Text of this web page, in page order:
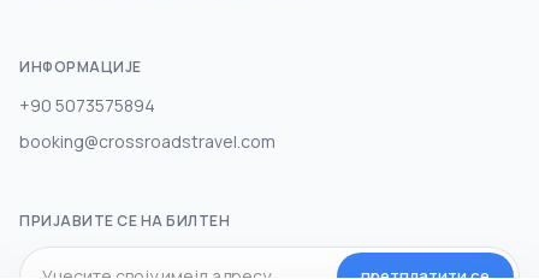
ИНФОРМАЦИЈЕ
+90 5073575894
booking@crossroadstravel.com
ПРИЈАВИТЕ СЕ НА БИЛТЕН